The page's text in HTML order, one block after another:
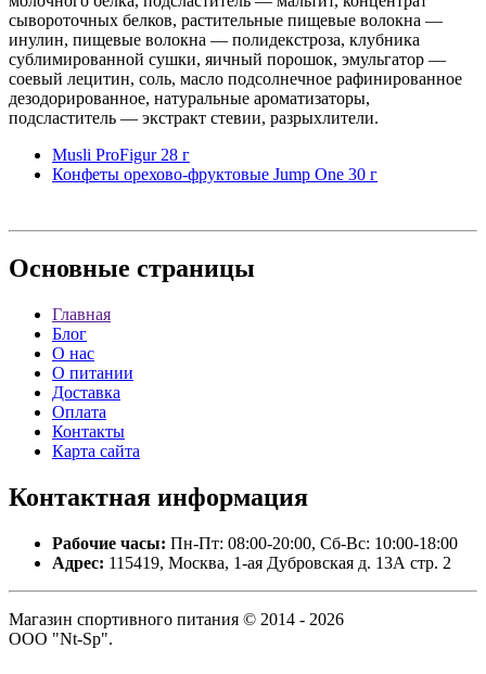
сывороточных белков, растительные пищевые волокна —
инулин, пищевые волокна — полидекстроза, клубника
сублимированной сушки, яичный порошок, эмульгатор —
соевый лецитин, соль, масло подсолнечное рафинированное
дезодорированное, натуральные ароматизаторы,
подсластитель — экстракт стевии, разрыхлители.
Musli ProFigur 28 г
Конфеты орехово-фруктовые Jump One 30 г
Основные страницы
Главная
Блог
О нас
О питании
Доставка
Оплата
Контакты
Карта сайта
Контактная информация
Рабочие часы: Пн-Пт: 08:00-20:00, Сб-Вс: 10:00-18:00
Адрес: 115419, Москва, 1-ая Дубровская д. 13А стр. 2
Магазин спортивного питания © 2014 - 2026
ООО "Nt-Sp".